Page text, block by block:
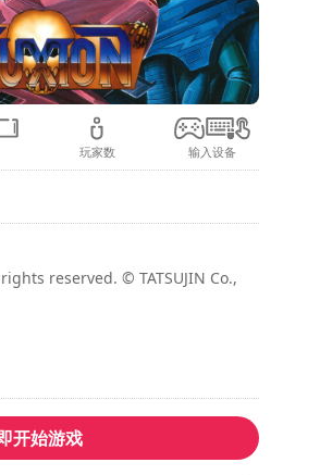
玩家数 输入设备
reserved. © TATSUJIN Co.,
开始游戏